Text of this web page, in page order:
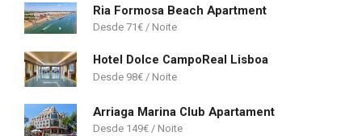
Ria Formosa Beach Apartment
71€
Hotel Dolce CampoReal Lisboa
98€
Arriaga Marina Club Apartament
149€